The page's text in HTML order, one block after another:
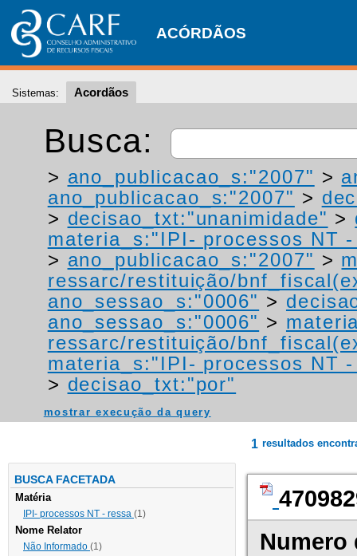
ACÓRDÃOS
Sistemas: Acordãos
Busca:
> ano_publicacao_s:"2007" >
ano_publicacao_s:"2007" >
> decisao_txt:"unanimidade" >
materia_s:"IPI- processos NT
> ano_publicacao_s:"2007" >
ressarc/restituição/
ano_sessao_s:"0006" >
ano_sessao_s:"0006" >
ressarc/restituição/
materia_s:"IPI- processos NT
> decisao_txt:"por"
mostrar execução da query
BUSCA FACETADA
Matéria
IPI- processos NT - ressa (1)
Nome Relator
Não Informado (1)
1 resultados
Numero